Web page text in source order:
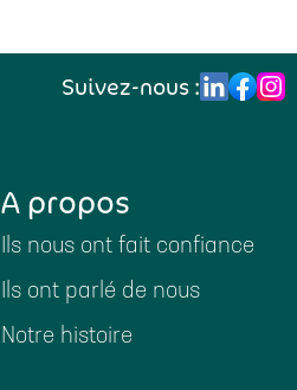
A propos
Ils nous ont fait confiance
Ils ont parlé de nous
Notre histoire
Suivez-nous :